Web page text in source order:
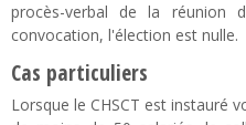
procès-verbal de la réunion
convocation, l'élection est nulle.
Cas particuliers
Lorsque le CHSCT est instauré